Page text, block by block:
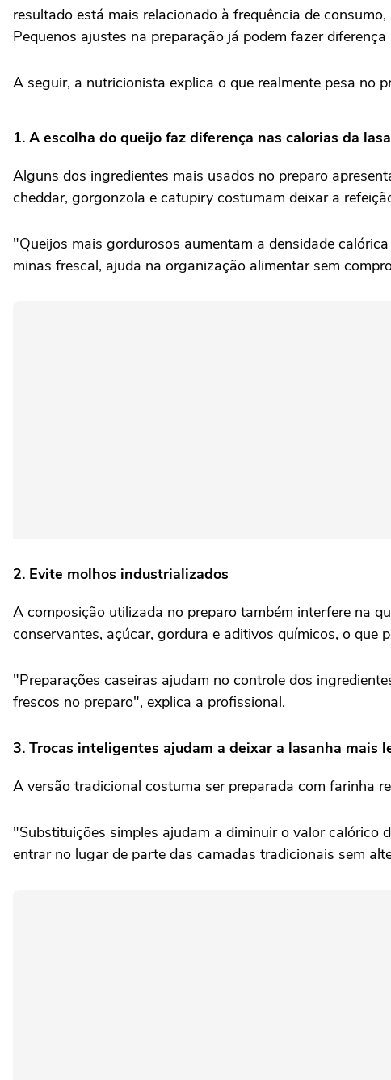
resultado está mais relacionado à frequência de
Pequenos ajustes na preparação já podem fazer
A seguir, a nutricionista explica o que realmente pesa no
1. A escolha do queijo faz diferença nas calorias da
Alguns dos ingredientes mais usados no preparo
cheddar, gorgonzola e catupiry costumam deixar a
"Queijos mais gordurosos aumentam a densidade
minas frescal, ajuda na organização alimentar sem
2. Evite molhos industrializados
A composição utilizada no preparo também interfere na
conservantes, açúcar, gordura e aditivos químicos, o que
"Preparações caseiras ajudam no controle dos
frescos no preparo", explica a profissional.
3. Trocas inteligentes ajudam a deixar a lasanha mais
A versão tradicional costuma ser preparada com farinha
"Substituições simples ajudam a diminuir o valor calórico
entrar no lugar de parte das camadas tradicionais sem